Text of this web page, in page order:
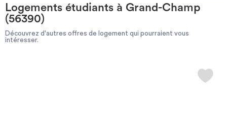
Villes
Investir
Studio, appartement vide ou meublé, location courte durée :
retrouvez nos annonces immobilières et effectuez votre recherche
pour trouver la location qui vous convient.
Résidence étudiante-Location étudiant -Colocation-Location courte
durée-Location studio
Logements étudiants à Grand-Champ
(56390)
Découvrez d'autres offres de logement qui pourraient vous
intéresser.